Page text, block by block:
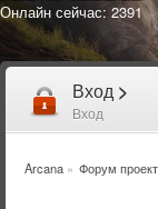
Онлайн сейчас: 2391
Вход >
Вход
Arcana» Форум